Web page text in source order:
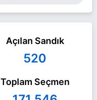
Açılan Sandık
520
Toplam Seçmen